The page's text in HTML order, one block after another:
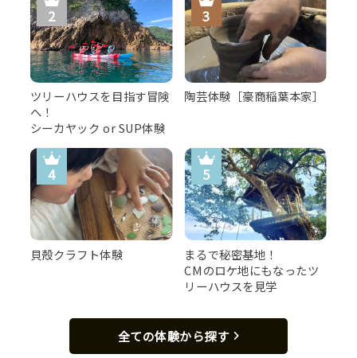
ツリーハウスを目指す冒険
へ！
シーカヤック or SUP体験
陶芸体験［豪商稲葉本家］
貝殻クラフト体験
まるで秘密基地！
CMのロケ地にもなったツ
リーハウスを見学
全ての体験から探す